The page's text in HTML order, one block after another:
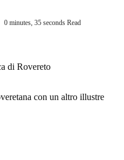
0 minutes, 35 seconds Read
di Rovereto
con un altro illustre